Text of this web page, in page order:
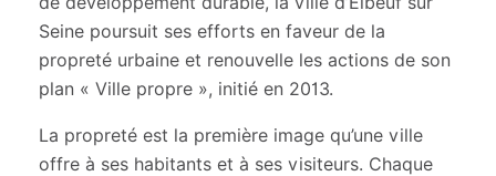
Seine poursuit ses efforts en faveur de la
propreté urbaine et renouvelle les actions de son
plan « Ville propre », initié en 2013.
La propreté est la première image qu’une ville
offre à ses habitants et à ses visiteurs. Chaque